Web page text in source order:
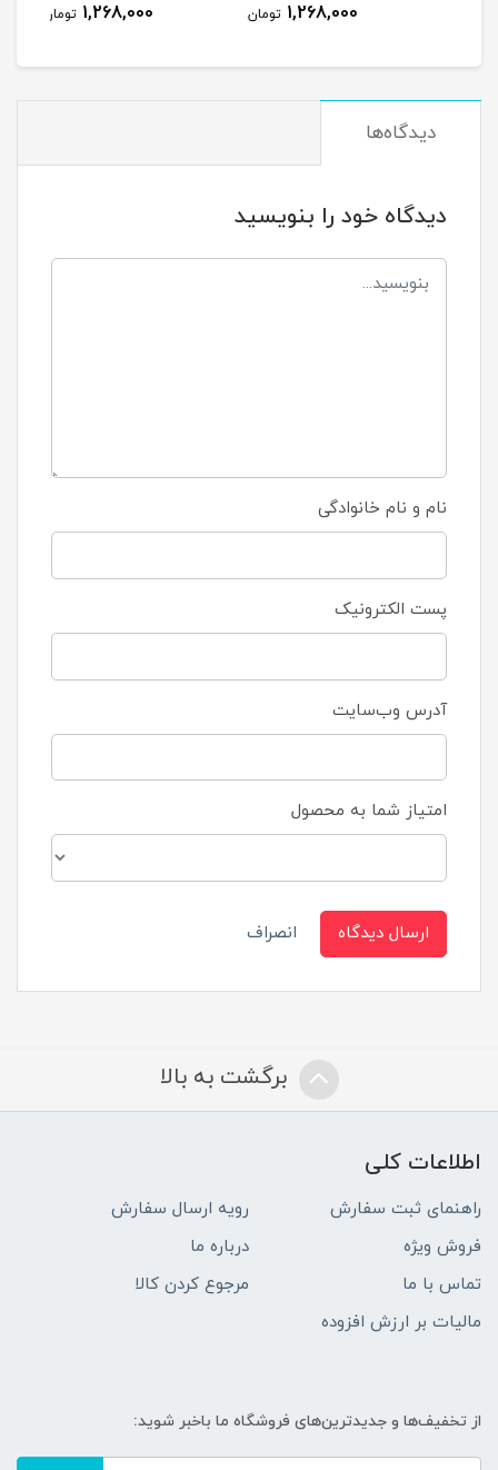
1,268,000 تومان 1,268,000 تومان
دیدگاه‌ها
دیدگاه خود را بنویسید
نام و نام خانوادگی
پست الکترونیک
آدرس وب‌سایت
امتیاز شما به محصول
ارسال دیدگاه انصراف
برگشت به بالا
اطلاعات کلی
راهنمای ثبت سفارش
رویه ارسال سفارش
فروش ویژه
درباره ما
تماس با ما
مرجوع کردن کالا
مالیات بر ارزش افزوده
از تخفیف‌ها و جدیدترین‌های فروشگاه ما باخبر شوید: